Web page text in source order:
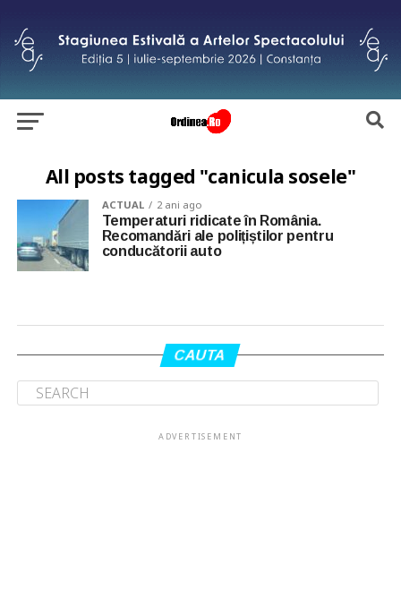
All posts tagged "canicula sosele"
ACTUAL 2 ani ago
Temperaturi ridicate în România.
Recomandări ale polițiștilor pentru
conducătorii auto
CAUTA
ADVERTISEMENT